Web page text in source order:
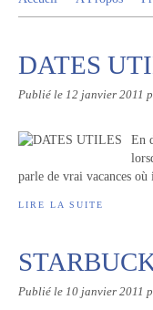
DATES
Publié le 12 janvier 2011
En
parle de vrai vacances
LIRE LA SUITE
Publié le 10 janvier 2011